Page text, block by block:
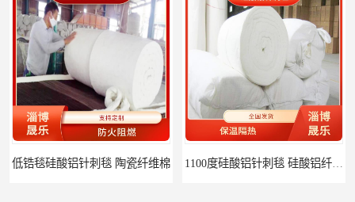
纤维棉 1100度硅酸铝针刺毯 硅酸铝纤维毡